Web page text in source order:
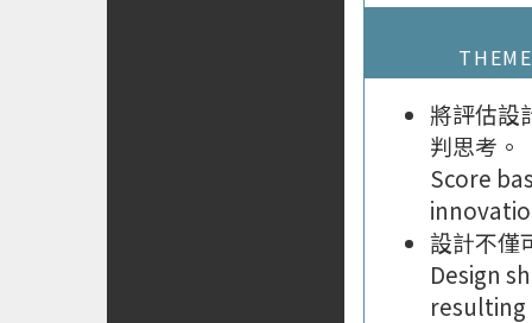
將評估設
判思考。
Score
設計不僅
Design
resulting